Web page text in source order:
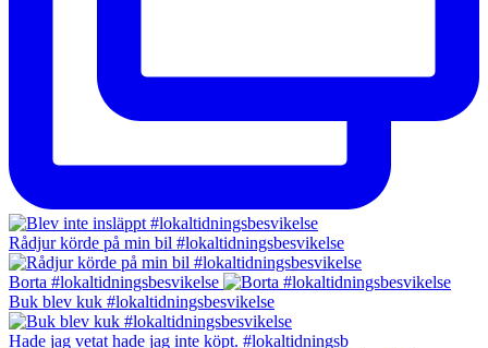
Rådjur körde på min bil #lokaltidningsbesvikelse
Borta #lokaltidningsbesvikelse
Buk blev kuk #lokaltidningsbesvikelse
Hade jag vetat hade jag inte köpt. #lokaltidningsb